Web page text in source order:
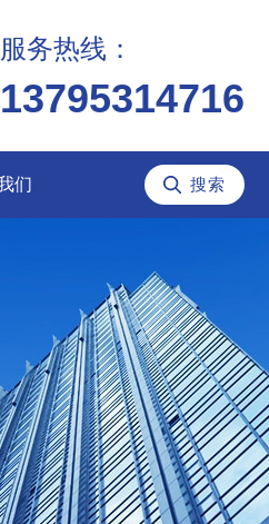
服务热线：
13795314716
们